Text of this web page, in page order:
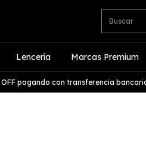
Lencería Marcas Premium
OFF pagando con transferencia